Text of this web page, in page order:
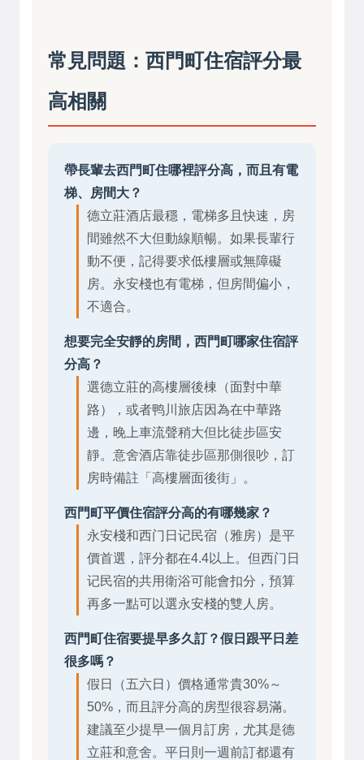
常見問題：西門町住宿評分最
高相關
帶長輩去西門町住哪裡評分高，而且有電
梯、房間大？
德立莊酒店最穩，電梯多且快速，房
間雖然不大但動線順暢。如果長輩行
動不便，記得要求低樓層或無障礙
房。永安棧也有電梯，但房間偏小，
不適合。
想要完全安靜的房間，西門町哪家住宿評
分高？
選德立莊的高樓層後棟（面對中華
路），或者鸭川旅店因為在中華路
邊，晚上車流聲稍大但比徒步區安
靜。意舍酒店靠徒步區那側很吵，訂
房時備註「高樓層面後街」。
西門町平價住宿評分高的有哪幾家？
永安棧和西门日记民宿（雅房）是平
價首選，評分都在4.4以上。但西门日
记民宿的共用衛浴可能會扣分，預算
再多一點可以選永安棧的雙人房。
西門町住宿要提早多久訂？假日跟平日差
很多嗎？
假日（五六日）價格通常貴30%～
50%，而且評分高的房型很容易滿。
建議至少提早一個月訂房，尤其是德
立莊和意舍。平日則一週前訂都還有